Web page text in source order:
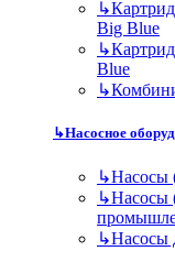
↳
Big Blue
↳
Blue
↳
↳Насосное
↳Насосы
↳Насосы
↳Насосы